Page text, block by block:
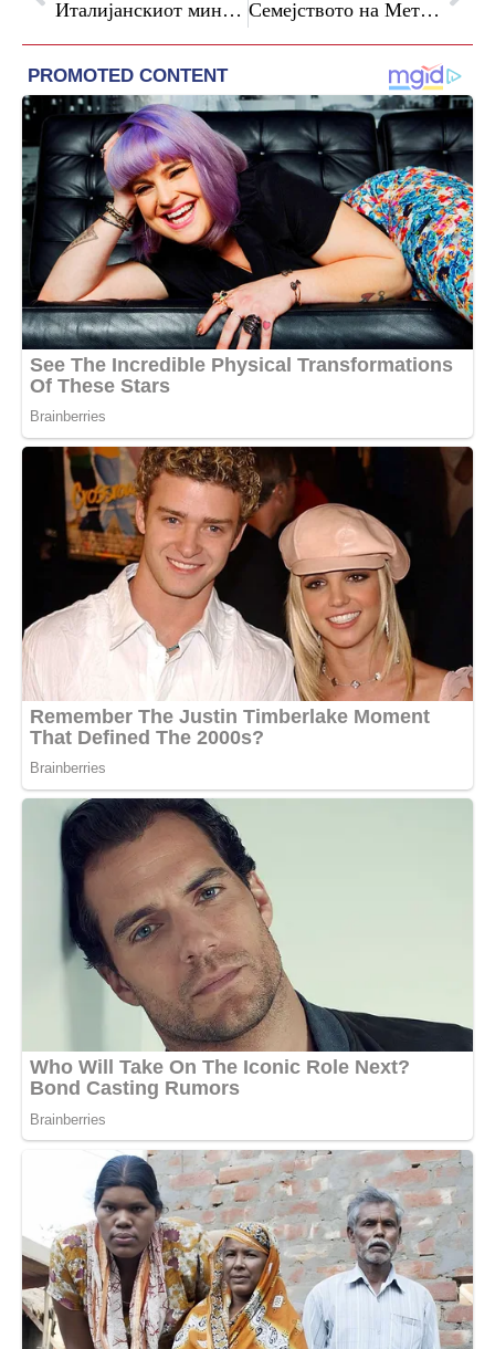
Италијанскиот министер со жестоки критики за новиот електричен „ферари“ Семејството на Метју Пери обвинува: асистентот ја прикривал вистината за неговата смрт